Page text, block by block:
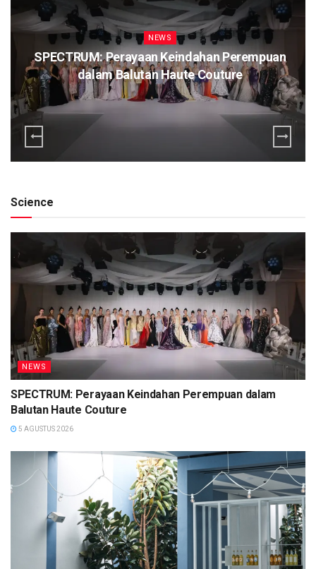
NEWS
SPECTRUM: Perayaan Keindahan Perempuan
dalam Balutan Haute Couture
Science
NEWS
SPECTRUM: Perayaan Keindahan Perempuan dalam
Balutan Haute Couture
5 AGUSTUS 2026